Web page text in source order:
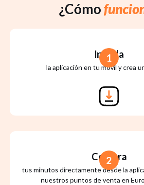
¿Cómo
Instala
la aplicación en tu móvil y crea
1
Compra
tus minutos directamente desde la
nuestros puntos de venta en
2